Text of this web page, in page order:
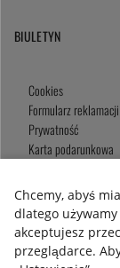
BIULETYN
Cookies
Formularz reklamacji
Prywatność
Karta podarunkowa
Chcemy, abyś
dlatego używamy
akceptujesz
przeglądarce.